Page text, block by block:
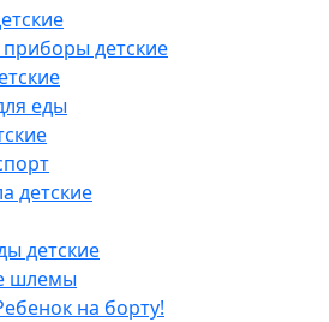
детские
еды
детские
детские
шлемы
на борту!